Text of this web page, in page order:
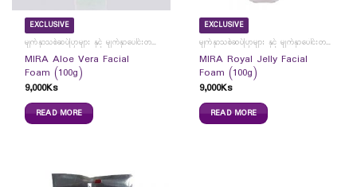
EXCLUSIVE
မျက်နှာသစ်ဆပ်ပြာများ နှင့် မျက်နှာပေါင်းတင်ကပ်ခွာများ
MIRA Aloe Vera Facial
Foam (100g)
9,000Ks
READ MORE
EXCLUSIVE
မျက်နှာသစ်ဆပ်ပြာများ နှင့် မျက်နှာပေါင်းတင်ကပ်ခွာများ
MIRA Royal Jelly Facial
Foam (100g)
9,000Ks
READ MORE